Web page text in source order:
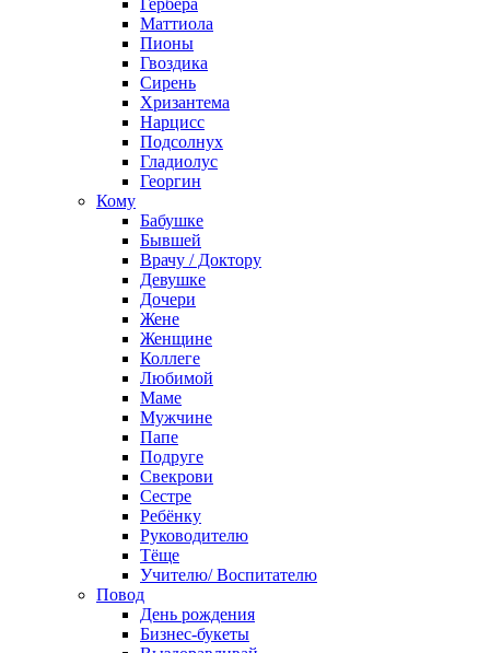
Гербера
Маттиола
Пионы
Гвоздика
Сирень
Хризантема
Нарцисс
Подсолнух
Гладиолус
Георгин
Кому
Бабушке
Бывшей
Врачу / Доктору
Девушке
Дочери
Жене
Женщине
Коллеге
Любимой
Маме
Мужчине
Папе
Подруге
Свекрови
Сестре
Ребёнку
Руководителю
Тёще
Учителю/ Воспитателю
Повод
День рождения
Бизнес-букеты